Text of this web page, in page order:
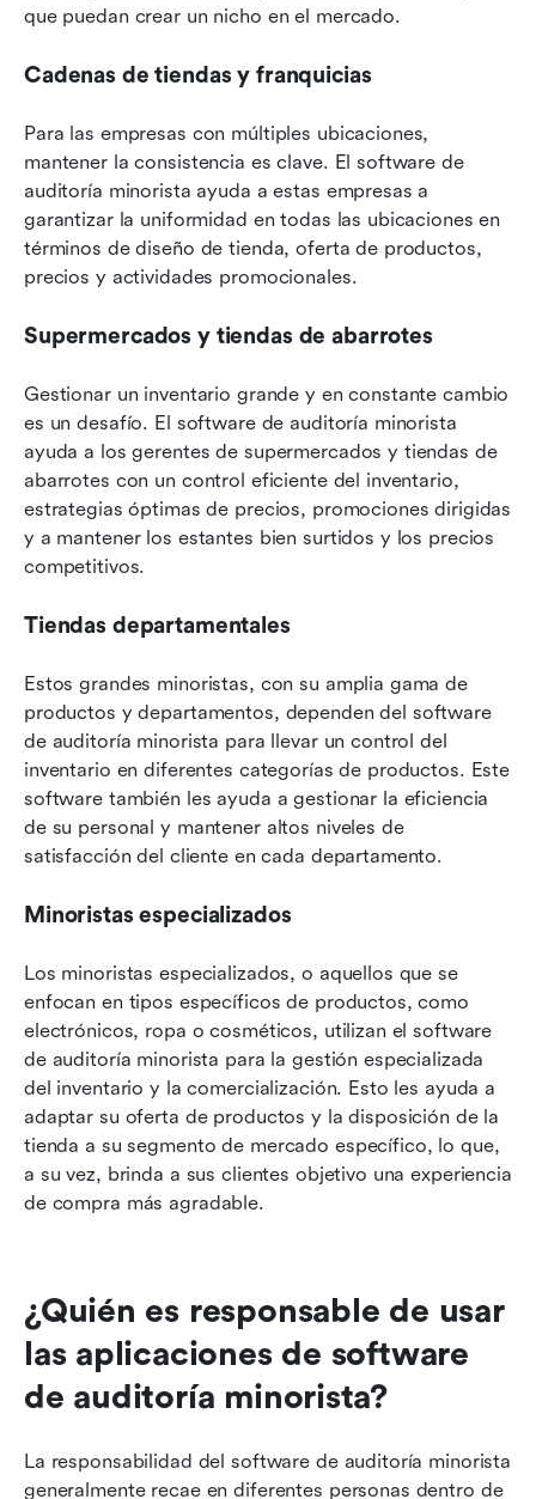
que puedan crear un nicho en el mercado.
Cadenas de tiendas y franquicias
Para las empresas con múltiples ubicaciones,
mantener la consistencia es clave. El software de
auditoría minorista ayuda a estas empresas a
garantizar la uniformidad en todas las ubicaciones en
términos de diseño de tienda, oferta de productos,
precios y actividades promocionales.
Supermercados y tiendas de abarrotes
Gestionar un inventario grande y en constante cambio
es un desafío. El software de auditoría minorista
ayuda a los gerentes de supermercados y tiendas de
abarrotes con un control eficiente del inventario,
estrategias óptimas de precios, promociones dirigidas
y a mantener los estantes bien surtidos y los precios
competitivos.
Tiendas departamentales
Estos grandes minoristas, con su amplia gama de
productos y departamentos, dependen del software
de auditoría minorista para llevar un control del
inventario en diferentes categorías de productos. Este
software también les ayuda a gestionar la eficiencia
de su personal y mantener altos niveles de
satisfacción del cliente en cada departamento.
Minoristas especializados
Los minoristas especializados, o aquellos que se
enfocan en tipos específicos de productos, como
electrónicos, ropa o cosméticos, utilizan el software
de auditoría minorista para la gestión especializada
del inventario y la comercialización. Esto les ayuda a
adaptar su oferta de productos y la disposición de la
tienda a su segmento de mercado específico, lo que,
a su vez, brinda a sus clientes objetivo una experiencia
de compra más agradable.
¿Quién es responsable de usar
las aplicaciones de software
de auditoría minorista?
La responsabilidad del software de auditoría minorista
generalmente recae en diferentes personas dentro de